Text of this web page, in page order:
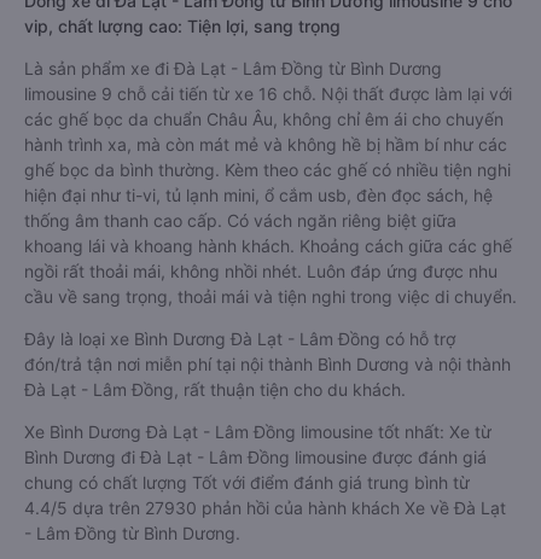
vip, chất lượng cao: Tiện lợi, sang trọng
Là sản phẩm xe đi Đà Lạt - Lâm Đồng từ Bình Dương
limousine 9 chỗ cải tiến từ xe 16 chỗ. Nội thất được làm lại với
các ghế bọc da chuẩn Châu Âu, không chỉ êm ái cho chuyến
hành trình xa, mà còn mát mẻ và không hề bị hầm bí như các
ghế bọc da bình thường. Kèm theo các ghế có nhiều tiện nghi
hiện đại như ti-vi, tủ lạnh mini, ổ cắm usb, đèn đọc sách, hệ
thống âm thanh cao cấp. Có vách ngăn riêng biệt giữa
khoang lái và khoang hành khách. Khoảng cách giữa các ghế
ngồi rất thoải mái, không nhồi nhét. Luôn đáp ứng được nhu
cầu về sang trọng, thoải mái và tiện nghi trong việc di chuyển.
Đây là loại xe Bình Dương Đà Lạt - Lâm Đồng có hỗ trợ
đón/trả tận nơi miễn phí tại nội thành Bình Dương và nội thành
Đà Lạt - Lâm Đồng, rất thuận tiện cho du khách.
Xe Bình Dương Đà Lạt - Lâm Đồng limousine tốt nhất: Xe từ
Bình Dương đi Đà Lạt - Lâm Đồng limousine được đánh giá
chung có chất lượng Tốt với điểm đánh giá trung bình từ
4.4/5 dựa trên 27930 phản hồi của hành khách Xe về Đà Lạt
- Lâm Đồng từ Bình Dương.